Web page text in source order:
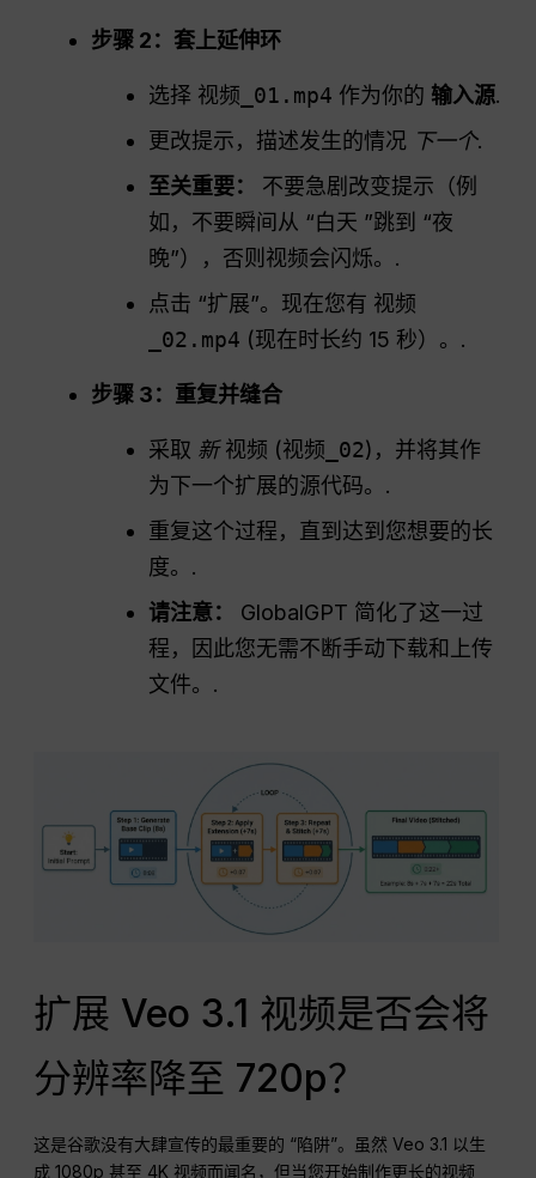
步骤 2：套上延伸环
选择 视频_01.mp4 作为你的 输入源.
更改提示，描述发生的情况 下一个.
至关重要：
不要急剧改变提示（例
如，不要瞬间从 “白天 ”跳到 “夜
晚”），否则视频会闪烁。.
点击 “扩展”。现在您有 视频
_02.mp4 (现在时长约 15 秒）。.
步骤 3：重复并缝合
采取 新视频 (视频_02)，并将其作
为下一个扩展的源代码。.
重复这个过程，直到达到您想要的长
度。.
请注意：
GlobalGPT 简化了这一过
程，因此您无需不断手动下载和上传
文件。.
扩展 Veo 3.1 视频是否会将
分辨率降至 720p？
这是谷歌没有大肆宣传的最重要的 “陷阱”。虽然 Veo 3.1 以生
成 1080p 甚至 4K 视频而闻名，但当您开始制作更长的视频